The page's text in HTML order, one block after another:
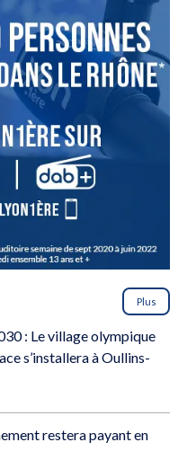
Plus
: Le village olympique
s’installera à Oullins-
restera payant en